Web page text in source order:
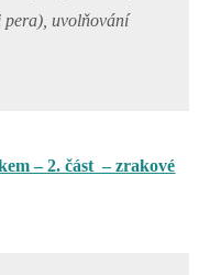
pera), uvolňování
– 2. část – zrakové